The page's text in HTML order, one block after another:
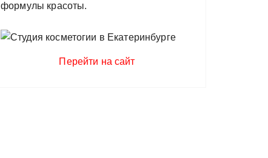
формулы красоты.
Перейти на сайт